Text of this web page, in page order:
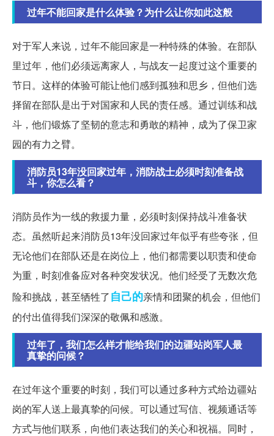
过年不能回家是什么体验？为什么让你如此这般
对于军人来说，过年不能回家是一种特殊的体验。在部队
里过年，他们必须远离家人，与战友一起度过这个重要的
节日。这样的体验可能让他们感到孤独和思乡，但他们选
择留在部队是出于对国家和人民的责任感。通过训练和战
斗，他们锻炼了坚韧的意志和勇敢的精神，成为了保卫家
园的有力之臂。
消防员13年没回家过年，消防战士必须时刻准备战
斗，你怎么看？
消防员作为一线的救援力量，必须时刻保持战斗准备状
态。虽然听起来消防员13年没回家过年似乎有些夸张，但
无论他们在部队还是在岗位上，他们都需要以职责和使命
为重，时刻准备应对各种突发状况。他们经受了无数次危
险和挑战，甚至牺牲了自己的亲情和团聚的机会，但他们
的付出值得我们深深的敬佩和感激。
过年了，我们怎么样才能给我们的边疆站岗军人最
真挚的问候？
在过年这个重要的时刻，我们可以通过多种方式给边疆站
岗的军人送上最真挚的问候。可以通过写信、视频通话等
方式与他们联系，向他们表达我们的关心和祝福。同时，